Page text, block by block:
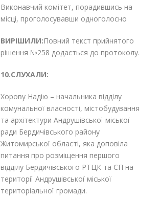
Виконавчий комітет, порадившись на
місці, проголосувавши одноголосно
ВИРІШИЛИ:Повний текст прийнятого
рішення №258 додається до протоколу.
10.СЛУХАЛИ:
Хорову Надію – начальника відділу
комунальної власності, містобудування
та архітектури Андрушівської міської
ради Бердичівського району
Житомирської області, яка доповіла
питання про розміщення першого
відділу Бердичівського РТЦК та СП на
території Андрушівської міської
територіальної громади.